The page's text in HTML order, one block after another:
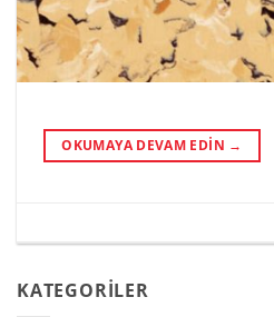
OKUMAYA DEVAM EDIN →
KATEGORİLER